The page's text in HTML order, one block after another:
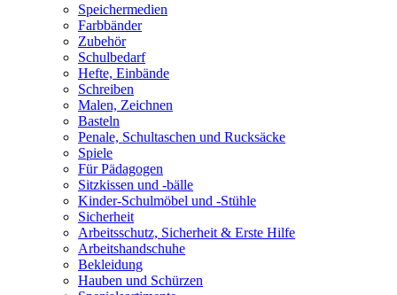
Speichermedien
Farbbänder
Zubehör
Schulbedarf
Hefte, Einbände
Schreiben
Malen, Zeichnen
Basteln
Penale, Schultaschen und Rucksäcke
Spiele
Für Pädagogen
Sitzkissen und -bälle
Kinder-Schulmöbel und -Stühle
Sicherheit
Arbeitsschutz, Sicherheit & Erste Hilfe
Arbeitshandschuhe
Bekleidung
Hauben und Schürzen